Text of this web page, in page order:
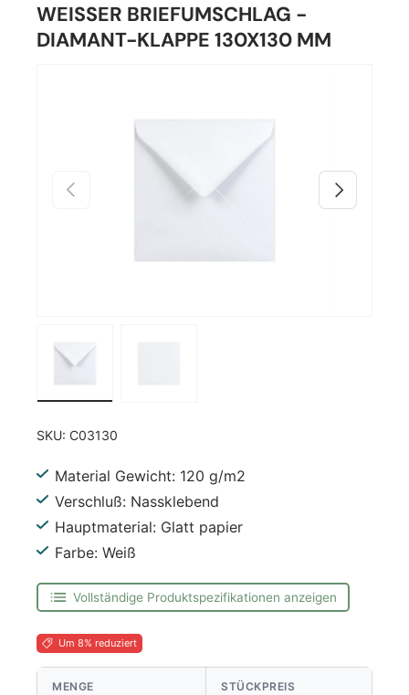
WEISSER BRIEFUMSCHLAG - D
IAMANT-KLAPPE 130X130 MM
Vorherige Nächste
SKU: C03130
Material Gewicht: 120 g/m2
Verschluß: Nassklebend
Hauptmaterial: Glatt papier
Farbe: Weiß
Vollständige Produktspezifikationen anzeigen
Um 8% reduziert
MENGE STÜCKPREIS